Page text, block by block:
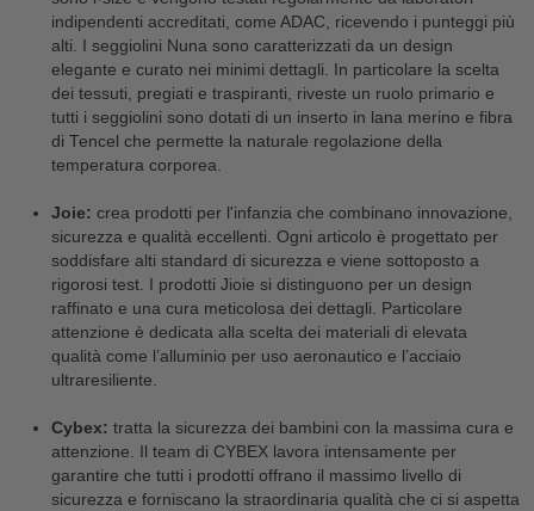
indipendenti accreditati, come ADAC, ricevendo i punteggi più
alti. I seggiolini Nuna sono caratterizzati da un design
elegante e curato nei minimi dettagli. In particolare la scelta
dei tessuti, pregiati e traspiranti, riveste un ruolo primario e
tutti i seggiolini sono dotati di un inserto in lana merino e fibra
di Tencel che permette la naturale regolazione della
temperatura corporea.
Joie: crea prodotti per l'infanzia che combinano innovazione,
sicurezza e qualità eccellenti. Ogni articolo è progettato per
soddisfare alti standard di sicurezza e viene sottoposto a
rigorosi test. I prodotti Jioie si distinguono per un design
raffinato e una cura meticolosa dei dettagli. Particolare
attenzione è dedicata alla scelta dei materiali di elevata
qualità come l’alluminio per uso aeronautico e l’acciaio
ultraresiliente.
Cybex: tratta la sicurezza dei bambini con la massima cura e
attenzione. Il team di CYBEX lavora intensamente per
garantire che tutti i prodotti offrano il massimo livello di
sicurezza e forniscano la straordinaria qualità che ci si aspetta